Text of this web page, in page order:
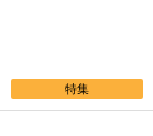
特集